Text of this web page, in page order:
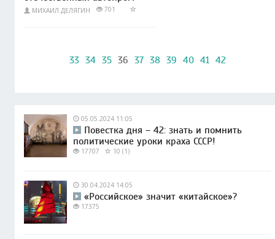
МИХАИЛ ДЕЛЯГИН 701
33 34 35 36 37 38 39 40 41 42
05.05.2024 11:05
Повестка дня – 42: знать и помнить
политические уроки краха СССР!
17707 10 (1)
30.04.2024 14:05
«Российское» значит «китайское»?
17375